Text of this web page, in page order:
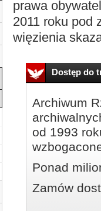
prawa
2011 roku pod
więzienia
Dostęp do
Archiwum
od 1993
Ponad
Zamów